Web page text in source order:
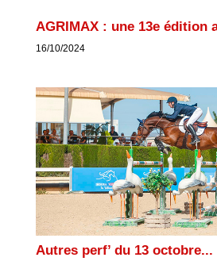
AGRIMAX : une 13e édition
16/10/2024
Autres perf’ du 13 octobre...